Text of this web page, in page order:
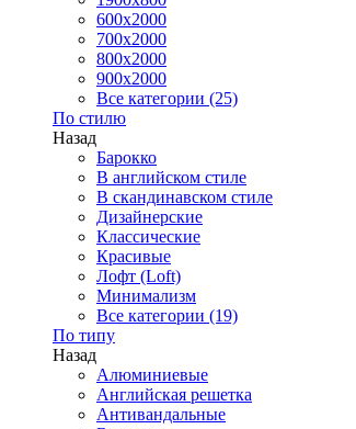
600x2000
700x2000
800x2000
900x2000
Все категории (25)
По стилю
Назад
Барокко
В английском стиле
В скандинавском стиле
Дизайнерские
Классические
Красивые
Лофт (Loft)
Минимализм
Все категории (19)
По типу
Назад
Алюминиевые
Английская решетка
Антивандальные